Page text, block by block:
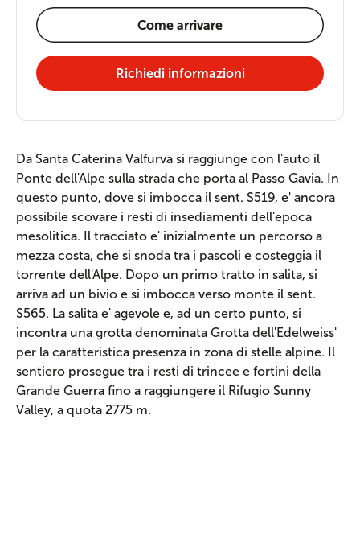
Da Santa Caterina Valfurva si raggiunge con l'auto il
Ponte dell'Alpe sulla strada che porta al Passo Gavia. In
questo punto, dove si imbocca il sent. S519, e' ancora
possibile scovare i resti di insediamenti dell'epoca
mesolitica. Il tracciato e' inizialmente un percorso a
mezza costa, che si snoda tra i pascoli e costeggia il
torrente dell'Alpe. Dopo un primo tratto in salita, si
arriva ad un bivio e si imbocca verso monte il sent.
S565. La salita e' agevole e, ad un certo punto, si
incontra una grotta denominata Grotta dell'Edelweiss'
per la caratteristica presenza in zona di stelle alpine. Il
sentiero prosegue tra i resti di trincee e fortini della
Grande Guerra fino a raggiungere il Rifugio Sunny
Valley, a quota 2775 m.
Come arrivare
Richiedi informazioni